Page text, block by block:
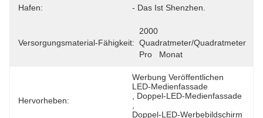
Hafen: - Das Ist Shenzhen.
Versorgungsmaterial-Fähigkeit:
2000
Quadratmeter/Quadratmeter
Pro   Monat
Hervorheben:
Werbung Veröffentlichen
LED-Medienfassade
Doppel-LED-Medienfassade
Doppel-LED-Werbebildschirm